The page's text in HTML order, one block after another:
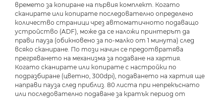
времето за копиране на първия комплект. Когато
сканирате или копирате последователно определено
количество страници чрез автоматичното подаващо
устройство (ADF), може да се наложи принтерът да
прави пауза (обикновено за по-малко от 1 минута) след
всяко сканиране. По този начин се предотвратява
прегряването на механизма за подаване на хартия.
Когато сканирате или копирате с настройки по
подразбиране (цветно, 300dpi), подаването на хартия ще
направи пауза след приблиз. 80 листа при непрекъснато
или последователно подаване за кратък период от